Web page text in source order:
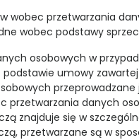
wobec przetwarzania
wobec podstawy
osobowych w
umowy
przetwarzania danych
znajduje się w
przetwarzane są w